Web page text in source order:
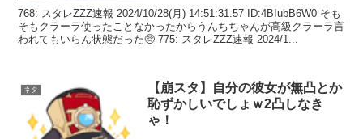
768: スタレZZZ速報 2024/10/28(月) 14:51:31.57 ID:4BIubB6W0 そも
そもクラーラ使ったことなかったからうんちちゃんが高級クラーラ言
われてもいらん状態だった🥺 775: スタレZZZ速報 2024/1...
ネタ
【崩スタ】自分の彼女が無凸とか
恥ずかしいでしょｗ2凸しなき
ゃ！